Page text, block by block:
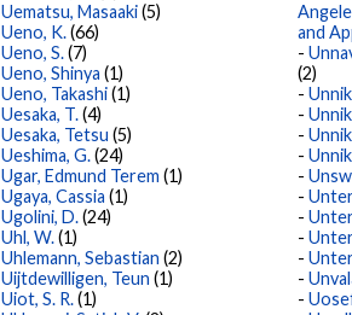
Uematsu, Masaaki(5)
Ueno, K.(66)
Ueno, S.(7)
Ueno, Shinya (1)
Ueno, Takashi(1)
Uesaka, T.(4)
Uesaka, Tetsu (5)
Ueshima, G.(24)
Ugar, Edmund Terem (1)
Ugaya, Cassia (1)
Ugolini, D.(24)
Uhl, W.(1)
Uhlemann, Sebastian (2)
Uijtdewilligen, Teun (1)
Uiot, S. R.(1)
and
(2)